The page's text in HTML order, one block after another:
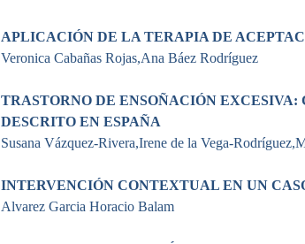
APLICACIÓN DE LA TERAPIA DE
Veronica Cabañas Rojas,Ana Báez Rodríguez
TRASTORNO DE ENSOÑACIÓN
DESCRITO EN ESPAÑA
Susana Vázquez-Rivera,Irene de la Vega-
INTERVENCIÓN CONTEXTUAL EN UN
Alvarez Garcia Horacio Balam